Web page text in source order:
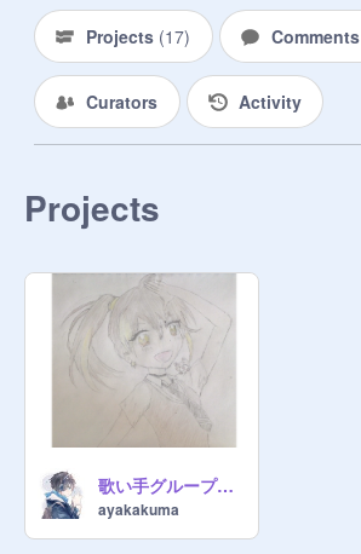
・しょうよう((ハムスター
・みう((猫
・しゅう((狼
・もっちー((うさぎ
・レン((チーター
・から((リス
ペア決めよ！！
・みう×しょうよう
・しゅう×ひなた
・もっちー×レン
・うゆ×りんか
子供組
・ひなた
・しょうよう
・みう
・りんか
Projects (17) Comments
Curators Activity
Projects
歌い手グループ りんか 描いてみた
ayakakuma